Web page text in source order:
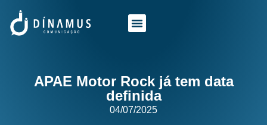
APAE Motor Rock já tem data
definida
04/07/2025